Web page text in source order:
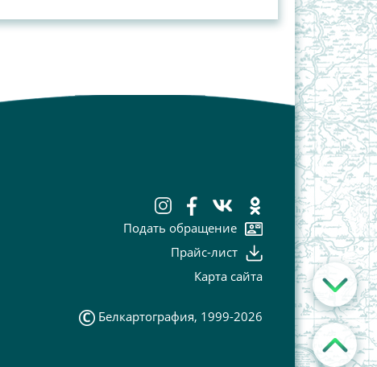
Подать обращение
Прайс-лист
Карта сайта
Белкартография, 1999-2026